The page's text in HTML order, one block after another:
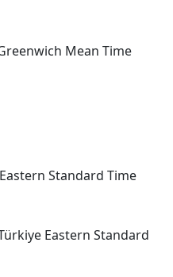
Mean Time
Standard Time
Eastern Standard